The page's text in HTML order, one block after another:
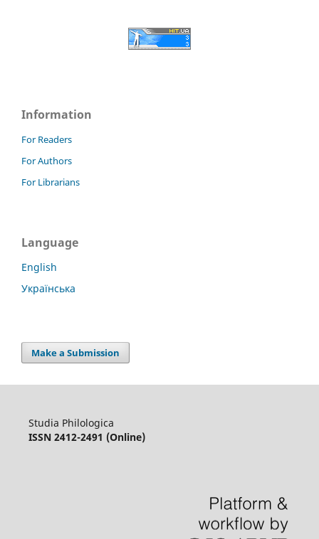
Information
For Readers
For Authors
For Librarians
Language
English
Українська
Make a Submission
Studia Philologica
ISSN 2412-2491 (Online)